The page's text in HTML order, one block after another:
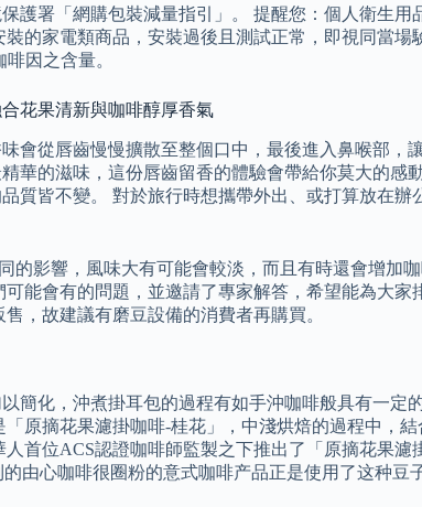
護署「網購包裝減量指引」。 提醒您：個人衛生
的家電類商品，安裝過後且測試正常，即視同當
因之含量。
花果清新與咖啡醇厚香氣
會從唇齒慢慢擴散至整個口中，最後進入鼻喉部，
華的滋味，這份唇齒留香的體驗會帶給你莫大的
質皆不變。 對於旅行時想攜帶外出、或打算放在
影響，風味大有可能會較淡，而且有時還會增加
能會有的問題，並邀請了專家解答，希望能為大
，故建議有磨豆設備的消費者再購買。
簡化，沖煮掛耳包的過程有如手沖咖啡般具有一
原摘花果濾掛咖啡-桂花」，中淺烘焙的過程中，
首位ACS認證咖啡師監製之下推出了「原摘花果
由心咖啡很圈粉的意式咖啡产品正是使用了这种